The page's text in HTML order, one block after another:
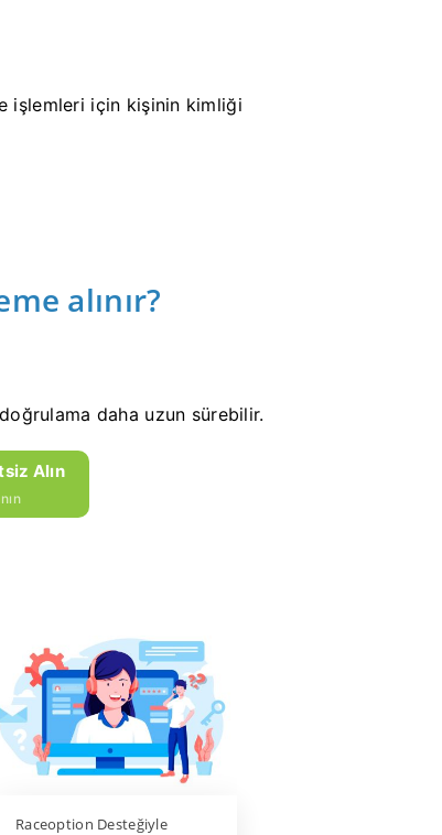
işlemleri için kişinin kimliği
alınır?
daha uzun sürebilir.
Alın
Raceoption Desteğiyle